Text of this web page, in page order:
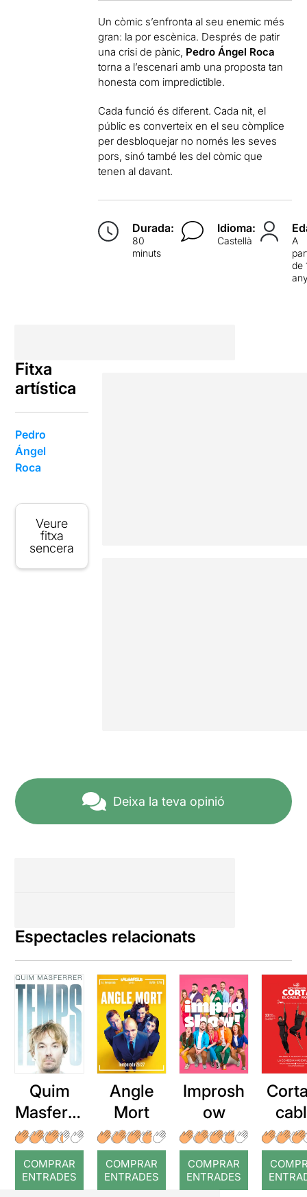
Un còmic s’enfronta al seu enemic més
gran: la por escènica. Després de patir
una crisi de pànic, Pedro Ángel Roca
torna a l’escenari amb una proposta tan
honesta com impredictible.
Cada funció és diferent. Cada nit, el
públic es converteix en el seu còmplice
per desbloquejar no només les seves
pors, sinó també les del còmic que
tenen al davant.
Durada:
80
minuts
Idioma:
Castellà
A
de
Fitxa
artística
Pedro
Ángel
Roca
Veure
fitxa
sencera
Deixa la teva opinió
Espectacles relacionats
Quim
Masferre
r: Temps
COMPRAR
ENTRADES
Angle
Mort
COMPRAR
ENTRADES
Improsh
ow
COMPRAR
ENTRADES